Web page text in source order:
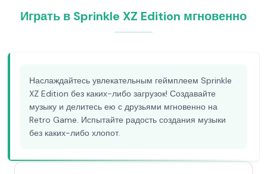
Играть в Sprinkle XZ Edition мгновенно
Наслаждайтесь увлекательным геймплеем Sprinkle
XZ Edition без каких-либо загрузок! Создавайте
музыку и делитесь ею с друзьями мгновенно на
Retro Game. Испытайте радость создания музыки
без каких-либо хлопот.